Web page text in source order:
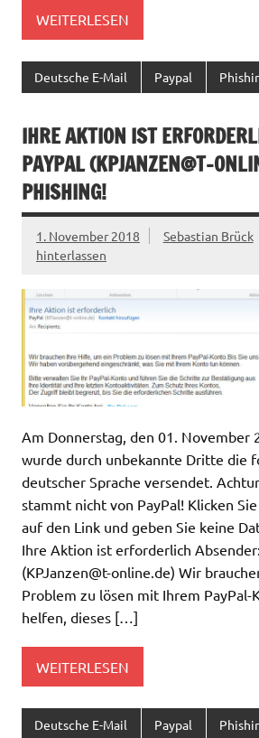
WEITERLESEN
Deutsche E-Mail Paypal
IHRE AKTION IST
PAYPAL (KPJANZEN@T-
PHISHING!
1. November 2018 Sebastian Brück
hinterlassen
Am Donnerstag, den 01. November
wurde durch unbekannte Dritte die
deutscher Sprache versendet.
stammt nicht von PayPal! Klicken
auf den Link und geben Sie keine
Ihre Aktion ist erforderlich
(KPJanzen@t-online.de) Wir
Problem zu lösen mit Ihrem PayPal-
helfen, dieses […]
WEITERLESEN
Deutsche E-Mail Paypal